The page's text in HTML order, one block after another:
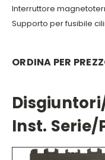
Interruttore
Supporto per fusibile
ORDINA PER
Inst.